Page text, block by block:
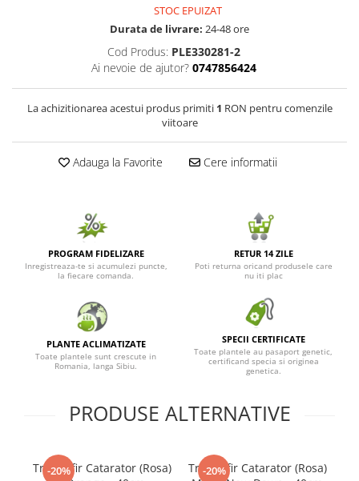
STOC EPUIZAT
Durata de livrare: 24-48 ore
Cod Produs: PLE330281-2
Ai nevoie de ajutor? 0747856424
La achizitionarea acestui produs primiti 1 RON pentru comenzile
viitoare
Adauga la Favorite Cere informatii
PROGRAM FIDELIZARE
Inregistreaza-te si acumulezi puncte,
la fiecare comanda.
RETUR 14 ZILE
Poti returna oricand produsele care
nu iti plac
PLANTE ACLIMATIZATE
Toate plantele sunt crescute in
Romania, langa Sibiu.
SPECII CERTIFICATE
Toate plantele au pasaport genetic,
certificand specia si originea
genetica.
PRODUSE ALTERNATIVE
-20%
Trandafir Catarator (Rosa)
-20%
Trandafir Catarator (Rosa)